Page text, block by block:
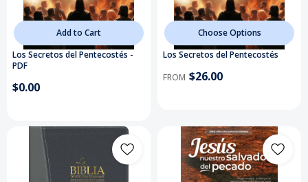
Add to Cart
Los Secretos del Pentecostés -
PDF
$0.00
Choose Options
Los Secretos del Pentecostés
FROM $26.00